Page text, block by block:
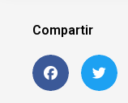
Compartir